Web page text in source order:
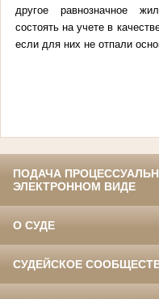
другое равнозначное
состоять на учете в
если для них не отпали
ПОДАЧА
ЭЛЕКТРОННОМ ВИДЕ
О СУДЕ
СУДЕЙСКОЕ